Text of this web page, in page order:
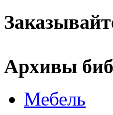
Архивы
Мебель